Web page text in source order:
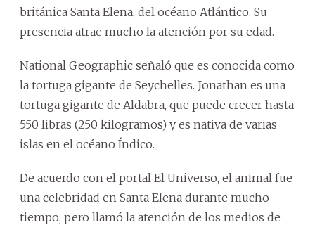
británica Santa Elena, del océano Atlántico. Su
presencia atrae mucho la atención por su edad.
National Geographic señaló que es conocida como
la tortuga gigante de Seychelles. Jonathan es una
tortuga gigante de Aldabra, que puede crecer hasta
550 libras (250 kilogramos) y es nativa de varias
islas en el océano Índico.
De acuerdo con el portal El Universo, el animal fue
una celebridad en Santa Elena durante mucho
tiempo, pero llamó la atención de los medios de